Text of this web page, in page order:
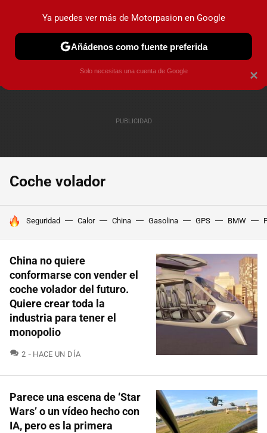
PRUEBAS COCHES ELÉCTRICOS OBSERVATORIO
Coche volador
HOY SE HABLA DE
Seguridad Calor China Gasolina GPS BMW
China no quiere
conformarse con vender el
coche volador del futuro.
Quiere crear toda la
industria para tener el
monopolio
2 COMENTARIOS
HACE UN DÍA
Parece una escena de ‘Star
Wars’ o un vídeo hecho con
IA, pero es la primera
×
Ya puedes ver más de Motorpasion en Google
Añádenos como fuente preferida
Solo necesitas una cuenta de Google